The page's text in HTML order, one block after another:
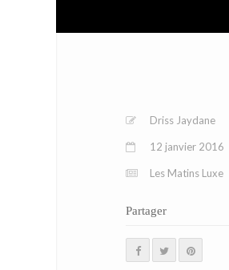
Driss Jaydane
12 janvier 2016
Les Matins Luxe
Partager